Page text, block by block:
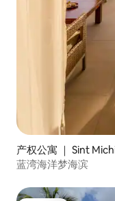
产权公寓 ｜ Sint
蓝湾海洋梦海滨